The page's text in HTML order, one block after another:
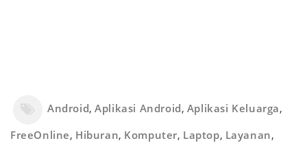
Android,Aplikasi Android, Aplikasi Keluarga,
FreeOnline, Hiburan, Komputer, Laptop, Layanan,